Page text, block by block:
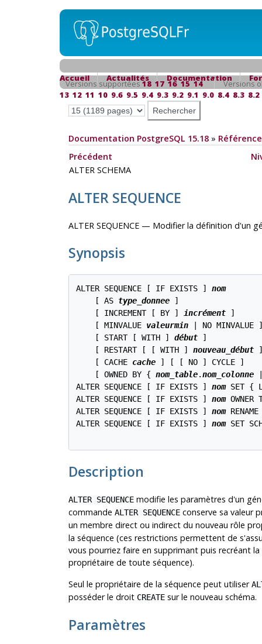
Accueil Actualités Documentation
Versions supportées18 17 16 15 14
Versions
13 12 11 10 9.6 9.5 9.4 9.3 9.2 9.1 9.0 8.4 8.3 8.2
Documentation PostgreSQL 15.18» Référence
Précédent
ALTER SCHEMA
ALTER SEQUENCE
ALTER SEQUENCE — Modifier la définition d'un
Synopsis
ALTER SEQUENCE [ IF EXISTS ] nom
    [ AS
type_donnee ]
    [ INCREMENT [ BY ]
incrément ]
    [ MINVALUE
valeurmin | NO MINVALUE
    [ START [ WITH ]
début ]
    [ RESTART [ [ WITH ]
nouveau_début
    [ CACHE
cache ] [ [ NO ] CYCLE ]
    [ OWNED BY {
nom_table.nom_colonne
ALTER SEQUENCE [ IF EXISTS ] nom SET {
ALTER SEQUENCE [ IF EXISTS ] nom
ALTER SEQUENCE [ IF EXISTS ] nom
ALTER SEQUENCE [ IF EXISTS ] nom SET
Description
ALTER SEQUENCEmodifie les paramètres d'un
commande ALTER SEQUENCEconserve sa valeur
un membre direct ou indirect du nouveau rôle
la séquence (ces restrictions permettent de
vous pourriez faire en supprimant puis recréant
propriétaire de toute séquence).
Seul le propriétaire de la séquence peut utiliser
posséder le droit CREATEsur le nouveau schéma.
Paramètres